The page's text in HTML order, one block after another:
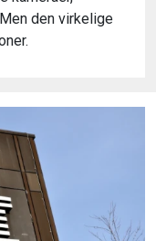
den virkelige